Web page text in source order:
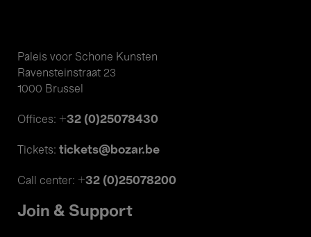
Paleis voor Schone Kunsten
Ravensteinstraat 23
1000 Brussel
Offices: +32 (0)25078430
Tickets: tickets@bozar.be
Call center: +32 (0)25078200
Join & Support